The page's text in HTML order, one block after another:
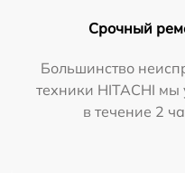
Срочный
Большинство
техники HITACHI мы
в течение 2